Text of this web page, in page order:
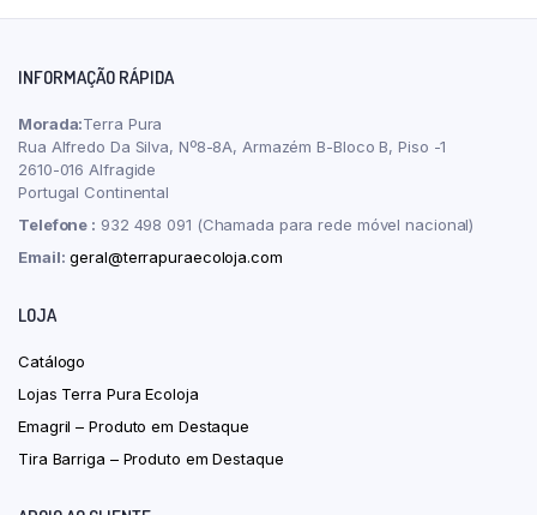
INFORMAÇÃO RÁPIDA
Morada:Terra Pura
Rua Alfredo Da Silva, Nº8-8A, Armazém B-Bloco B, Piso -1
2610-016 Alfragide
Portugal Continental
Telefone : 932 498 091 (Chamada para rede móvel nacional)
Email: geral@terrapuraecoloja.com
LOJA
Catálogo
Lojas Terra Pura Ecoloja
Emagril – Produto em Destaque
Tira Barriga – Produto em Destaque